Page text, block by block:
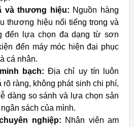
và thương hiệu: Nguồn hàng
thương hiệu nổi tiếng trong và
đến lựa chọn đa dạng từ sơn
đến máy móc hiện đại phục
cá nhân.
bạch: Địa chỉ uy tín luôn
ràng, không phát sinh chi phí,
dàng so sánh và lựa chọn sản
sách của mình.
nghiệp: Nhân viên am